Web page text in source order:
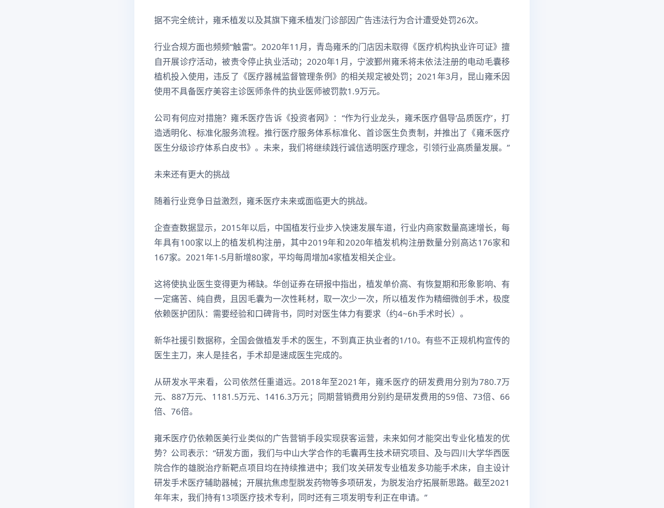
据不完全统计，雍禾植发以及其旗下雍禾植发门诊部因广告违法行为合计遭受处罚26次。
行业合规方面也频频“触雷”。2020年11月，青岛雍禾的门店因未取得《医疗机构执业许可证》擅
自开展诊疗活动，被责令停止执业活动；2020年1月，宁波鄞州雍禾将未依法注册的电动毛囊移
植机投入使用，违反了《医疗器械监督管理条例》的相关规定被处罚；2021年3月，昆山雍禾因
使用不具备医疗美容主诊医师条件的执业医师被罚款1.9万元。
公司有何应对措施？雍禾医疗告诉《投资者网》：“作为行业龙头，雍禾医疗倡导‘品质医疗’，打
造透明化、标准化服务流程。推行医疗服务体系标准化、首诊医生负责制，并推出了《雍禾医疗
医生分级诊疗体系白皮书》。未来，我们将继续践行诚信透明医疗理念，引领行业高质量发展。”
未来还有更大的挑战
随着行业竞争日益激烈，雍禾医疗未来或面临更大的挑战。
企查查数据显示，2015年以后，中国植发行业步入快速发展车道，行业内商家数量高速增长，每
年具有100家以上的植发机构注册，其中2019年和2020年植发机构注册数量分别高达176家和
167家。2021年1-5月新增80家，平均每周增加4家植发相关企业。
这将使执业医生变得更为稀缺。华创证券在研报中指出，植发单价高、有恢复期和形象影响、有
一定痛苦、纯自费，且因毛囊为一次性耗材，取一次少一次，所以植发作为精细微创手术，极度
依赖医护团队：需要经验和口碑背书，同时对医生体力有要求（约4~6h手术时长）。
新华社援引数据称，全国会做植发手术的医生，不到真正执业者的1/10。有些不正规机构宣传的
医生主刀，来人是挂名，手术却是速成医生完成的。
从研发水平来看，公司依然任重道远。2018年至2021年，雍禾医疗的研发费用分别为780.7万
元、887万元、1181.5万元、1416.3万元；同期营销费用分别约是研发费用的59倍、73倍、66
倍、76倍。
雍禾医疗仍依赖医美行业类似的广告营销手段实现获客运营，未来如何才能突出专业化植发的优
势？公司表示：“研发方面，我们与中山大学合作的毛囊再生技术研究项目、及与四川大学华西医
院合作的雄脱治疗新靶点项目均在持续推进中；我们攻关研发专业植发多功能手术床，自主设计
研发手术医疗辅助器械；开展抗焦虑型脱发药物等多项研发，为脱发治疗拓展新思路。截至2021
年年末，我们持有13项医疗技术专利，同时还有三项发明专利正在申请。”